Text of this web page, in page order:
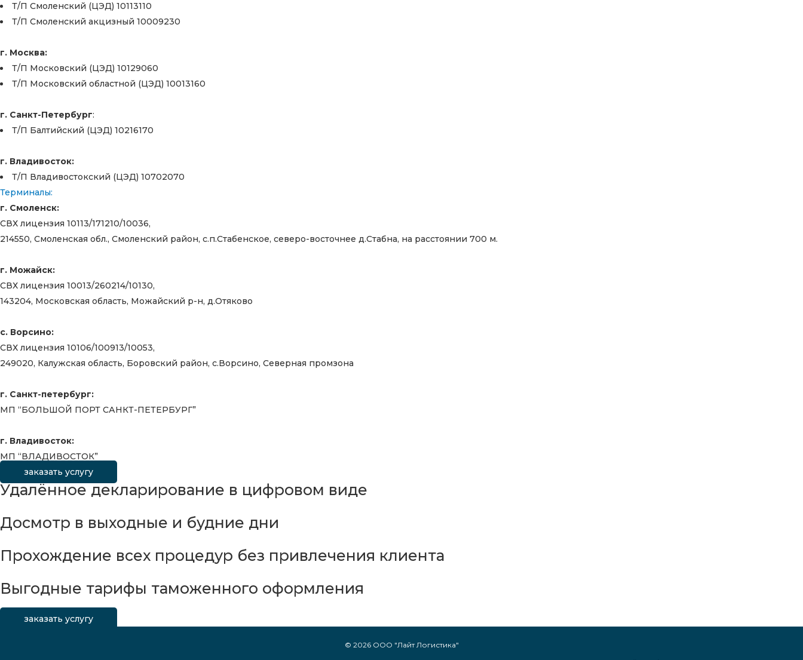
Т/П Смоленский (ЦЭД) 10113110
Т/П Смоленский акцизный 10009230
г. Москва:
Т/П Московский (ЦЭД) 10129060
Т/П Московский областной (ЦЭД) 10013160
г. Санкт-Петербург:
Т/П Балтийский (ЦЭД) 10216170
г. Владивосток:
Т/П Владивостокский (ЦЭД) 10702070
Терминалы:
г. Смоленск:
СВХ лицензия 10113/171210/10036,
214550, Смоленская обл., Смоленский район, с.п.Стабенское, северо-восточнее д.Стабна, на расстоянии 700 м.
г. Можайск:
СВХ лицензия 10013/260214/10130,
143204, Московская область, Можайский р-н, д.Отяково
с. Ворсино:
СВХ лицензия 10106/100913/10053,
249020, Калужская область, Боровский район, с.Ворсино, Северная промзона
г. Санкт-петербург:
МП “БОЛЬШОЙ ПОРТ САНКТ-ПЕТЕРБУРГ”
г. Владивосток:
МП “ВЛАДИВОСТОК”
заказать услугу
Удалённое декларирование в цифровом виде
Досмотр в выходные и будние дни
Прохождение всех процедур без привлечения клиента
Выгодные тарифы таможенного оформления
заказать услугу
© 2026 ООО "Лайт Логистика"